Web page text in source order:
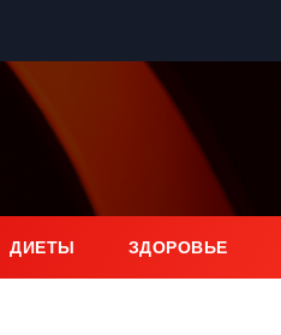
ДИЕТЫ ЗДОРОВЬЕ